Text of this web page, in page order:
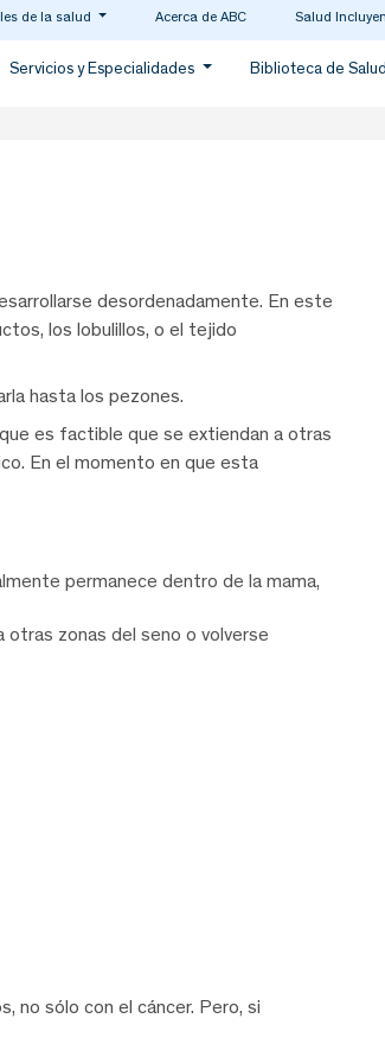
de la salud Acerca de ABC Salud
Servicios y Especialidades Biblioteca de Salud
desordenadamente. En este
los lobulillos, o el tejido
hasta los pezones.
es factible que se extiendan a otras
En el momento en que esta
permanece dentro de la mama,
otras zonas del seno o volverse
no sólo con el cáncer. Pero, si